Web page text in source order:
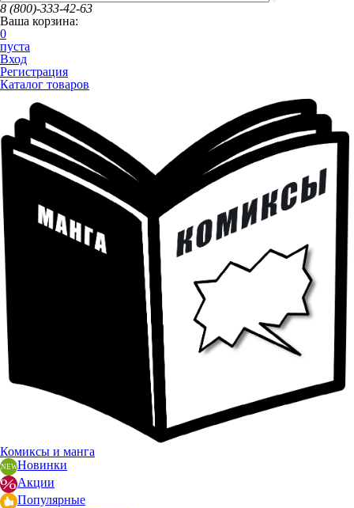
8 (800)-333-42-63
Ваша корзина:
0
пуста
Вход
Регистрация
Каталог товаров
Комиксы и манга
Новинки
Акции
Популярные